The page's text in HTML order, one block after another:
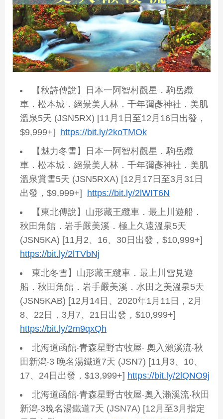
【秋詩傳說】日本一阿智村觀星．駒岳纜
車．松本城．絕景美人林．千年彌彥神社．美肌
溫泉5天 (JSN5RX) [11月1日至12月16日出發，
$9,999+] https://bit.ly/2koTMOk
【魅力冬雪】日本一阿智村觀星．駒岳纜
車．松本城．絕景美人林．千年彌彥神社．美肌
溫泉賞雪5天 (JSN5RXA) [12月17日至3月31日
出發，$9,999+] https://bit.ly/2lWIT6N
【東北傳說】山形藏王纜車．最上川遊船．
秋田角館．岩手嚴美溪．極上久遠溫泉5天
(JSN5KA) [11月2、16、30日出發，$10,999+]
https://bit.ly/2lTVbNj
東北冬雪】山形藏王纜車．最上川雪見遊
船．秋田角館．岩手嚴美溪．水田之美溫泉5天
(JSN5KAB) [12月14日、2020年1月11日，2月
8、22日，3月7、21日出發，$10,999+]
https://bit.ly/2m9qxQh
北海道函館‧青森星野古牧屋‧ 奧入瀨溪流‧秋
田新潟‧3 晚名湯鐵道7天 (JSN7) [11月3、10、
17、24日出發，$13,999+] https://bit.ly/2lQNO9j
北海道函館‧青森星野古牧屋‧奧入瀨溪流‧秋田
新潟‧3晚名湯鐵道7天 (JSN7A) [12月至3月指定